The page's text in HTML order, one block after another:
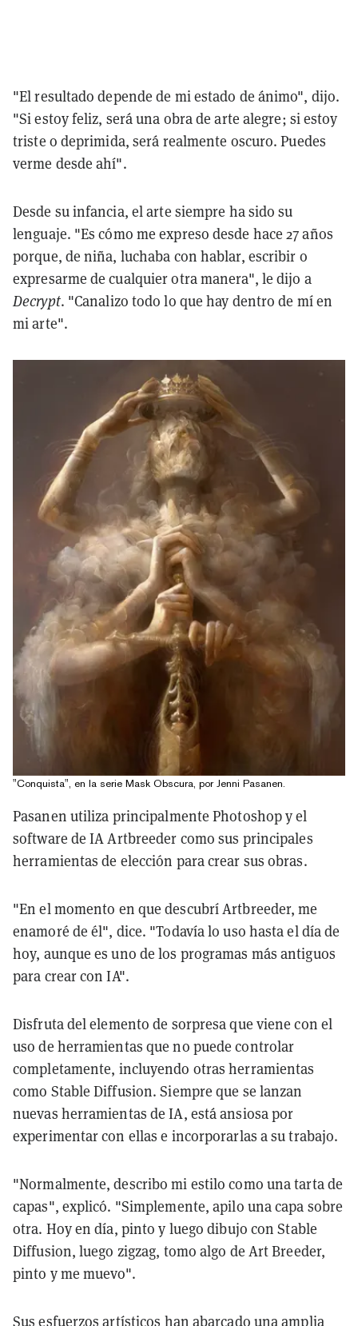
"El resultado depende de mi estado de ánimo", dijo.
"Si estoy feliz, será una obra de arte alegre; si estoy
triste o deprimida, será realmente oscuro. Puedes
verme desde ahí".
Desde su infancia, el arte siempre ha sido su
lenguaje. "Es cómo me expreso desde hace 27 años
porque, de niña, luchaba con hablar, escribir o
expresarme de cualquier otra manera", le dijo a
Decrypt. "Canalizo todo lo que hay dentro de mí en
mi arte".
"Conquista", en la serie Mask Obscura, por Jenni Pasanen.
Pasanen utiliza principalmente Photoshop y el
software de IA Artbreeder como sus principales
herramientas de elección para crear sus obras.
"En el momento en que descubrí Artbreeder, me
enamoré de él", dice. "Todavía lo uso hasta el día de
hoy, aunque es uno de los programas más antiguos
para crear con IA".
Disfruta del elemento de sorpresa que viene con el
uso de herramientas que no puede controlar
completamente, incluyendo otras herramientas
como Stable Diffusion. Siempre que se lanzan
nuevas herramientas de IA, está ansiosa por
experimentar con ellas e incorporarlas a su trabajo.
"Normalmente, describo mi estilo como una tarta de
capas", explicó. "Simplemente, apilo una capa sobre
otra. Hoy en día, pinto y luego dibujo con Stable
Diffusion, luego zigzag, tomo algo de Art Breeder,
pinto y me muevo".
Sus esfuerzos artísticos han abarcado una amplia